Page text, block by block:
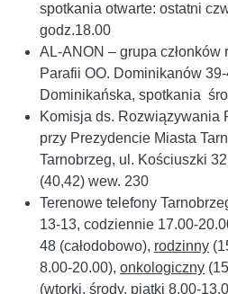
spotkania otwarte: ostatni
godz.18.00
AL-ANON – grupa
Parafii OO. Dominikanów
Dominikańska, spotkania
Komisja ds. Rozwiązywania
przy Prezydencie Miasta
Tarnobrzeg, ul. Kościuszki
(40,42) wew. 230
Terenowe telefony
13-13, codziennie 17.00-
48 (całodobowo), rodzinny
8.00-20.00), onkologiczny
(wtorki, środy, piątki 8.00-